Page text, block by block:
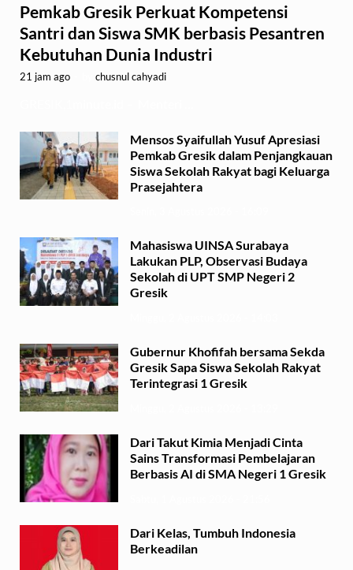
Pemkab Gresik Perkuat Kompetensi
Santri dan Siswa SMK berbasis Pesantren
Kebutuhan Dunia Industri
21 jam ago chusnul cahyadi
Mensos Syaifullah Yusuf Apresiasi
Pemkab Gresik dalam Penjangkauan
Siswa Sekolah Rakyat bagi Keluarga
Prasejahtera
Mahasiswa UINSA Surabaya
Lakukan PLP, Observasi Budaya
Sekolah di UPT SMP Negeri 2
Gresik
Gubernur Khofifah bersama Sekda
Gresik Sapa Siswa Sekolah Rakyat
Terintegrasi 1 Gresik
Dari Takut Kimia Menjadi Cinta
Sains Transformasi Pembelajaran
Berbasis AI di SMA Negeri 1 Gresik
Dari Kelas, Tumbuh Indonesia
Berkeadilan